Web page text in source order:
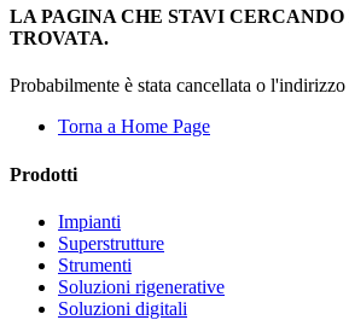
LA PAGINA CHE STAVI CERCANDO
TROVATA.
Probabilmente è stata cancellata o
Torna a Home Page
Prodotti
Impianti
Superstrutture
Strumenti
Soluzioni rigenerative
Soluzioni digitali